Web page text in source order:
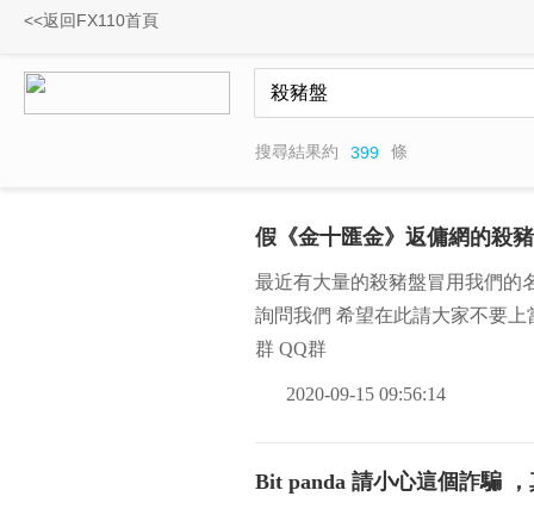
<<返回FX110首頁
搜尋結果約 399 條
假《金十匯金》返傭網的殺
最近有大量的殺豬盤冒用我們的
詢問我們 希望在此請大家不要
群 QQ群
2020-09-15 09:56:14
Bit panda 請小心這個詐騙